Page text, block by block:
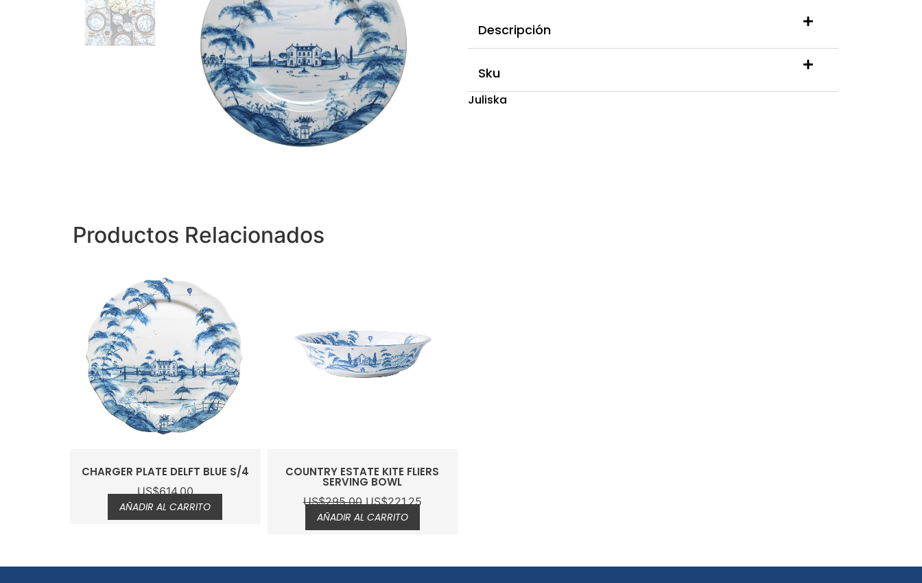
Descripción
Sku
Juliska
Productos Relacionados
CHARGER PLATE DELFT BLUE S/4
US$614.00
AÑADIR AL CARRITO
COUNTRY ESTATE KITE FLIERS
SERVING BOWL
US$295.00 US$221.25
AÑADIR AL CARRITO